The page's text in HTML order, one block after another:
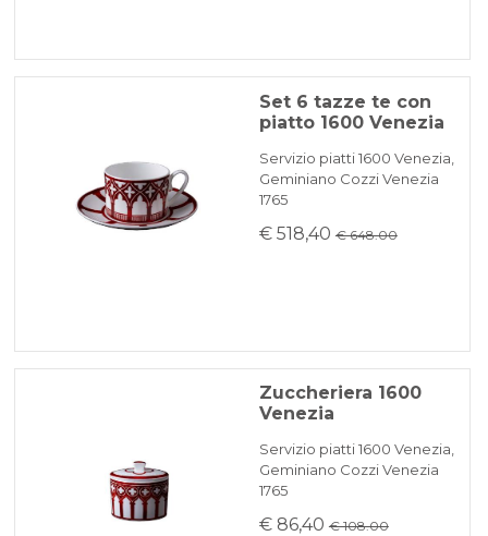
Set 6 tazze te con
piatto 1600 Venezia
Servizio piatti 1600 Venezia,
Geminiano Cozzi Venezia
1765
€ 518,40 € 648.00
Zuccheriera 1600
Venezia
Servizio piatti 1600 Venezia,
Geminiano Cozzi Venezia
1765
€ 86,40 € 108.00